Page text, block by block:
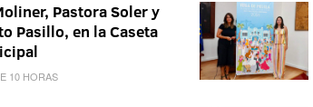
Pastora Soler y
Pasillo, en la Caseta
10 HORAS